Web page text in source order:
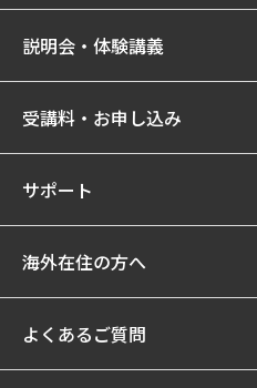
説明会・体験講義
受講料・お申し込み
サポート
海外在住の方へ
よくあるご質問